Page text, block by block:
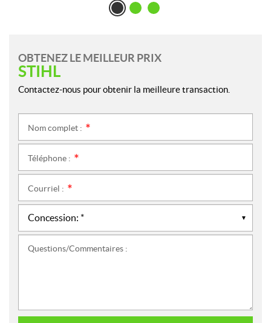
OBTENEZ LE MEILLEUR PRIX
STIHL
Contactez-nous pour obtenir la meilleure transaction.
Nom complet :
Téléphone :
Courriel :
Questions/Commentaires :